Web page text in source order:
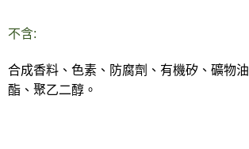
不含:
合成香料、色素、防腐劑、有機矽、礦物
酯、聚乙二醇。